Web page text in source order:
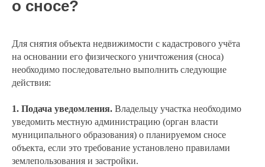
о сносе?
Для снятия объекта недвижимости с кадастрового учёта
на основании его физического уничтожения (сноса)
необходимо последовательно выполнить следующие
действия:
1. Подача уведомления. Владельцу участка необходимо
уведомить местную администрацию (орган власти
муниципального образования) о планируемом сносе
объекта, если это требование установлено правилами
землепользования и застройки.